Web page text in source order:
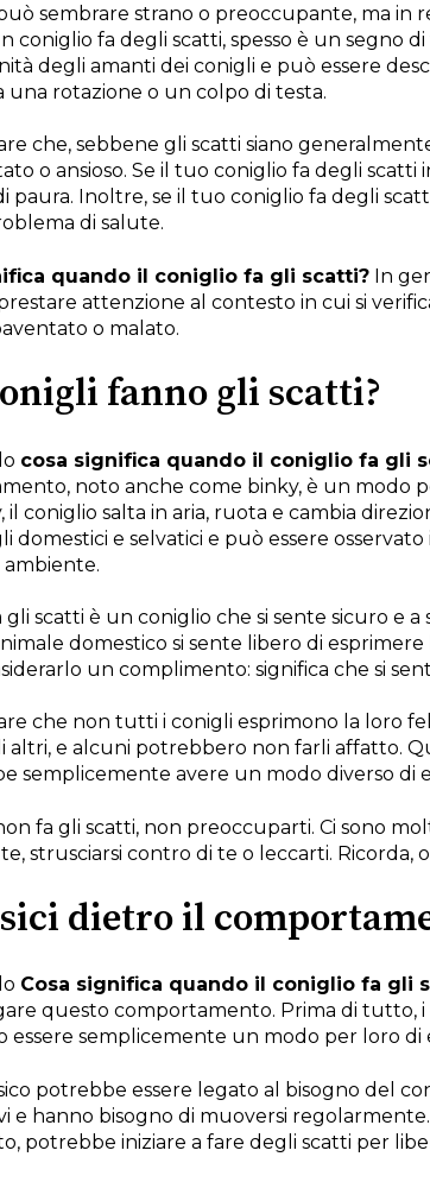
sembrare strano o preoccupante, ma
coniglio fa degli scatti, spesso è un segno
degli amanti dei conigli e può essere
una rotazione o un colpo di testa.
che, sebbene gli scatti siano
o ansioso. Se il tuo coniglio fa degli
paura. Inoltre, se il tuo coniglio fa degli
di salute.
quando il coniglio fa gli scatti? In
attenzione al contesto in cui si
o malato.
fanno gli scatti?
cosa significa quando il coniglio fa gli
noto anche come binky, è un modo
coniglio salta in aria, ruota e cambia
domestici e selvatici e può essere
gli scatti è un coniglio che si sente sicuro e
domestico si sente libero di
un complimento: significa che si
che non tutti i conigli esprimono la loro
altri, e alcuni potrebbero non farli affatto.
semplicemente avere un modo diverso di
fa gli scatti, non preoccuparti. Ci sono
strusciarsi contro di te o leccarti. Ricorda,
dietro il
Cosa significa quando il coniglio fa gli
questo comportamento. Prima di tutto,
essere semplicemente un modo per loro
potrebbe essere legato al bisogno del
e hanno bisogno di muoversi
potrebbe iniziare a fare degli scatti per